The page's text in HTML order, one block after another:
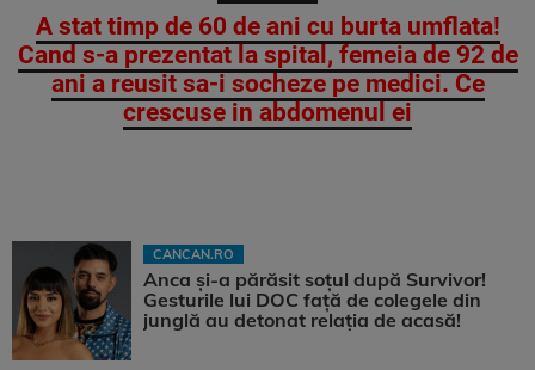
A stat timp de 60 de ani cu burta umflata!
Cand s-a prezentat la spital, femeia de 92 de
ani a reusit sa-i socheze pe medici. Ce
crescuse in abdomenul ei
CANCAN.RO
Anca și-a părăsit soțul după Survivor!
Gesturile lui DOC față de colegele din
junglă au detonat relația de acasă!